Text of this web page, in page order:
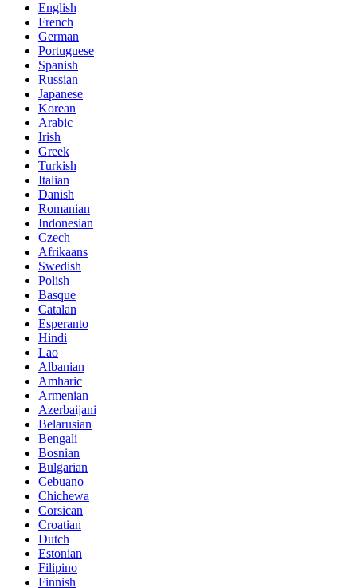
English
French
German
Portuguese
Spanish
Russian
Japanese
Korean
Arabic
Irish
Greek
Turkish
Italian
Danish
Romanian
Indonesian
Czech
Afrikaans
Swedish
Polish
Basque
Catalan
Esperanto
Hindi
Lao
Albanian
Amharic
Armenian
Azerbaijani
Belarusian
Bengali
Bosnian
Bulgarian
Cebuano
Chichewa
Corsican
Croatian
Dutch
Estonian
Filipino
Finnish